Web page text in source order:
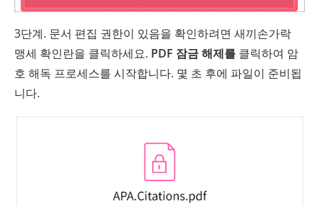
3단계. 문서 편집 권한이 있음을 확인하려면 새끼손가락
맹세 확인란을 클릭하세요. PDF 잠금 해제를 클릭하여 암
호 해독 프로세스를 시작합니다. 몇 초 후에 파일이 준비됩
니다.